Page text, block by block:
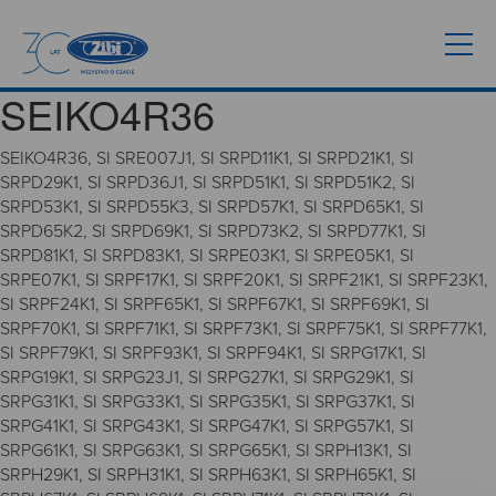
SEIKO4R36
SEIKO4R36, SI SRE007J1, SI SRPD11K1, SI SRPD21K1, SI
SRPD29K1, SI SRPD36J1, SI SRPD51K1, SI SRPD51K2, SI
SRPD53K1, SI SRPD55K3, SI SRPD57K1, SI SRPD65K1, SI
SRPD65K2, SI SRPD69K1, SI SRPD73K2, SI SRPD77K1, SI
SRPD81K1, SI SRPD83K1, SI SRPE03K1, SI SRPE05K1, SI
SRPE07K1, SI SRPF17K1, SI SRPF20K1, SI SRPF21K1, SI SRPF23K1,
SI SRPF24K1, SI SRPF65K1, SI SRPF67K1, SI SRPF69K1, SI
SRPF70K1, SI SRPF71K1, SI SRPF73K1, SI SRPF75K1, SI SRPF77K1,
SI SRPF79K1, SI SRPF93K1, SI SRPF94K1, SI SRPG17K1, SI
SRPG19K1, SI SRPG23J1, SI SRPG27K1, SI SRPG29K1, SI
SRPG31K1, SI SRPG33K1, SI SRPG35K1, SI SRPG37K1, SI
SRPG41K1, SI SRPG43K1, SI SRPG47K1, SI SRPG57K1, SI
SRPG61K1, SI SRPG63K1, SI SRPG65K1, SI SRPH13K1, SI
SRPH29K1, SI SRPH31K1, SI SRPH63K1, SI SRPH65K1, SI